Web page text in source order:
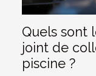
Quels sont
joint de
piscine ?